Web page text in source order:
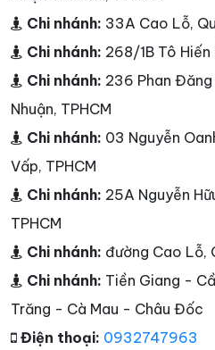
Chi nhánh: 33A Cao Lỗ,
Chi nhánh: 268/1B Tô Hiến
Chi nhánh: 236 Phan Đăng
Nhuận, TPHCM
Chi nhánh: 03 Nguyễn
Vấp, TPHCM
Chi nhánh: 25A Nguyễn
TPHCM
Chi nhánh: đường Cao Lỗ,
Chi nhánh: Tiền Giang -
Trăng - Cà Mau - Châu Đốc
Điện thoại: 0932747963